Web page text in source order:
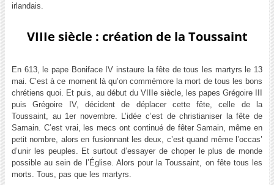
irlandais.
VIIIe siècle : création de la Toussaint
En 613, le pape Boniface IV instaure la fête de tous les martyrs le 13
mai. C’est à ce moment là qu’on commémore la mort de tous les bons
chrétiens quoi. Et puis, au début du VIIIe siècle, les papes Grégoire III
puis Grégoire IV, décident de déplacer cette fête, celle de la
Toussaint, au 1er novembre. L’idée c’est de christianiser la fête de
Samain. C’est vrai, les mecs ont continué de fêter Samain, même en
petit nombre, alors en fusionnant les deux, c’est quand même l’occas’
d’unir les peuples. Et surtout d’essayer de choper le plus de monde
possible au sein de l’Église. Alors pour la Toussaint, on fête tous les
morts. Tous, pas que les martyrs.